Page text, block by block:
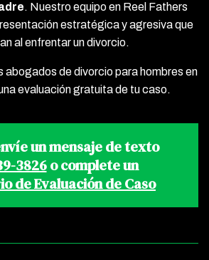
. Nuestro equipo en Reel Fathers
estratégica y agresiva que
al enfrentar un divorcio.
de divorcio para hombres en
evaluación gratuita de tu caso.
un mensaje de texto
3826o complete un
de Evaluación de Caso